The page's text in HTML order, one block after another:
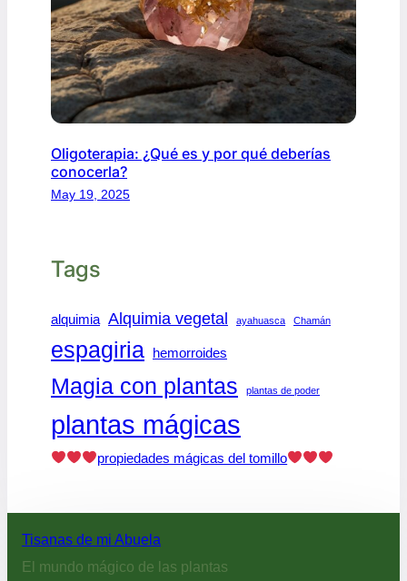
Oligoterapia: ¿Qué es y por qué deberías
conocerla?
May 19, 2025
Tags
alquimia Alquimia vegetal ayahuasca Chamán
espagiria hemorroides
Magia con plantas plantas de poder
plantas mágicas
propiedades mágicas del tomillo
Tisanas de mi Abuela
El mundo mágico de las plantas